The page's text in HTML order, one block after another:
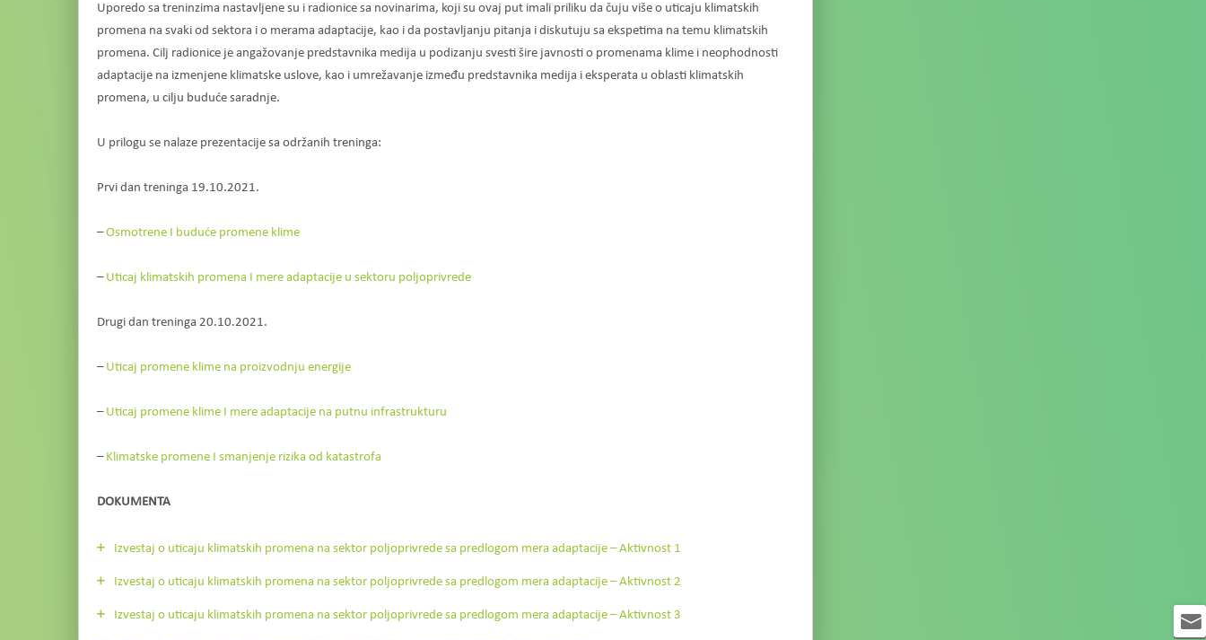
Uporedo sa treninzima nastavljene su i radionice sa novinarima, koji su ovaj put imali priliku da čuju više o uticaju klimatskih
promena na svaki od sektora i o merama adaptacije, kao i da postavljanju pitanja i diskutuju sa ekspetima na temu klimatskih
promena. Cilj radionice je angažovanje predstavnika medija u podizanju svesti šire javnosti o promenama klime i neophodnosti
adaptacije na izmenjene klimatske uslove, kao i umrežavanje između predstavnika medija i eksperata u oblasti klimatskih
promena, u cilju buduće saradnje.
U prilogu se nalaze prezentacije sa održanih treninga:
Prvi dan treninga 19.10.2021.
–Osmotrene I buduće promene klime
– Uticaj klimatskih promena I mere adaptacije u sektoru poljoprivrede
Drugi dan treninga 20.10.2021.
– Uticaj promene klime na proizvodnju energije
– Uticaj promene klime I mere adaptacije na putnu infrastrukturu
– Klimatske promene I smanjenje rizika od katastrofa
DOKUMENTA
Izvestaj o uticaju klimatskih promena na sektor poljoprivrede sa predlogom mera adaptacije – Aktivnost 1
Izvestaj o uticaju klimatskih promena na sektor poljoprivrede sa predlogom mera adaptacije – Aktivnost 2
Izvestaj o uticaju klimatskih promena na sektor poljoprivrede sa predlogom mera adaptacije – Aktivnost 3